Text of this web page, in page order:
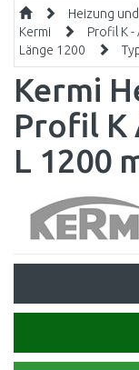
Heizung
Kermi
Profil K -
Länge 1200
Kermi
Profil K
L 1200